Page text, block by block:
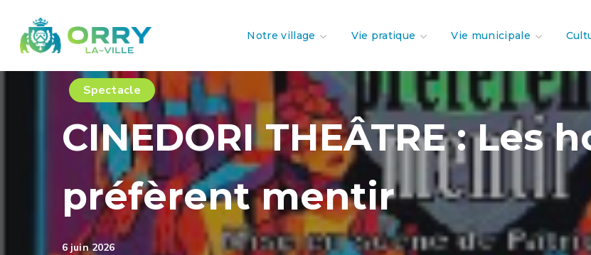
Notre village Vie pratique Vie municipale
Spectacle
CINEDORI THEÂTRE : Les
préfèrent mentir
6 juin 2026